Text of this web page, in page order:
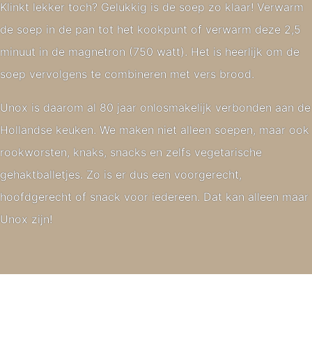
Klinkt lekker toch? Gelukkig is de soep zo klaar! Verwarm
de soep in de pan tot het kookpunt of verwarm deze 2,5
minuut in de magnetron (750 watt). Het is heerlijk om de
soep vervolgens te combineren met vers brood.
Unox is daarom al 80 jaar onlosmakelijk verbonden aan de
Hollandse keuken. We maken niet alleen soepen, maar ook
rookworsten, knaks, snacks en zelfs vegetarische
gehaktballetjes. Zo is er dus een voorgerecht,
hoofdgerecht of snack voor iedereen. Dat kan alleen maar
Unox zijn!